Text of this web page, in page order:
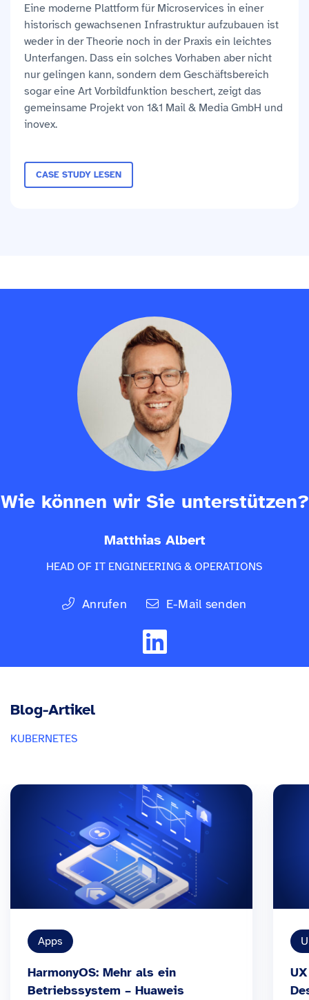
Eine moderne Plattform für Microservices in einer
historisch gewachsenen Infrastruktur aufzubauen ist
weder in der Theorie noch in der Praxis ein leichtes
Unterfangen. Dass ein solches Vorhaben aber nicht
nur gelingen kann, sondern dem Geschäftsbereich
sogar eine Art Vorbildfunktion beschert, zeigt das
gemeinsame Projekt von 1&1 Mail & Media GmbH und
inovex.
CASE STUDY LESEN
Wie können wir Sie unterstützen?
Matthias Albert
HEAD OF IT ENGINEERING & OPERATIONS
Anrufen E-Mail senden
Blog-Artikel
KUBERNETES
Apps
HarmonyOS: Mehr als ein
Betriebssystem – Huaweis